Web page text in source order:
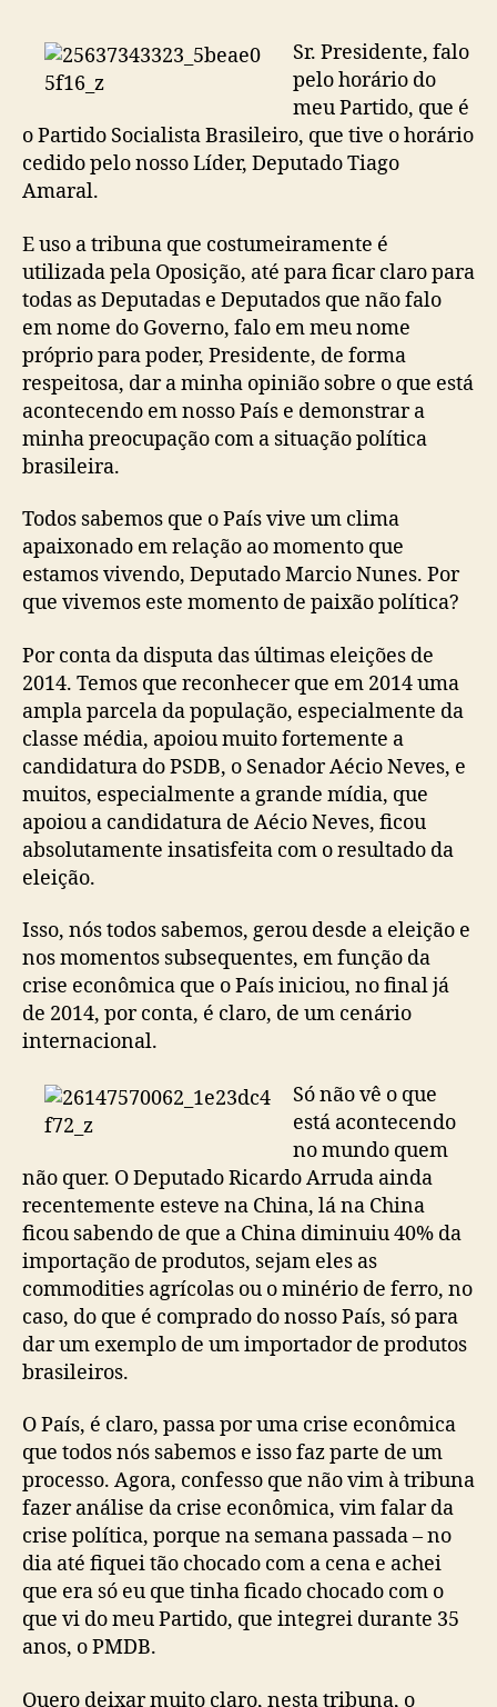
Sr. Presidente, falo
pelo horário do
meu Partido, que é
o Partido Socialista Brasileiro, que tive o horário
cedido pelo nosso Líder, Deputado Tiago
Amaral.
E uso a tribuna que costumeiramente é
utilizada pela Oposição, até para ficar claro para
todas as Deputadas e Deputados que não falo
em nome do Governo, falo em meu nome
próprio para poder, Presidente, de forma
respeitosa, dar a minha opinião sobre o que está
acontecendo em nosso País e demonstrar a
minha preocupação com a situação política
brasileira.
Todos sabemos que o País vive um clima
apaixonado em relação ao momento que
estamos vivendo, Deputado Marcio Nunes. Por
que vivemos este momento de paixão política?
Por conta da disputa das últimas eleições de
2014. Temos que reconhecer que em 2014 uma
ampla parcela da população, especialmente da
classe média, apoiou muito fortemente a
candidatura do PSDB, o Senador Aécio Neves, e
muitos, especialmente a grande mídia, que
apoiou a candidatura de Aécio Neves, ficou
absolutamente insatisfeita com o resultado da
eleição.
Isso, nós todos sabemos, gerou desde a eleição e
nos momentos subsequentes, em função da
crise econômica que o País iniciou, no final já
de 2014, por conta, é claro, de um cenário
internacional.
Só não vê o que
está acontecendo
no mundo quem
não quer. O Deputado Ricardo Arruda ainda
recentemente esteve na China, lá na China
ficou sabendo de que a China diminuiu 40% da
importação de produtos, sejam eles as
commodities agrícolas ou o minério de ferro, no
caso, do que é comprado do nosso País, só para
dar um exemplo de um importador de produtos
brasileiros.
O País, é claro, passa por uma crise econômica
que todos nós sabemos e isso faz parte de um
processo. Agora, confesso que não vim à tribuna
fazer análise da crise econômica, vim falar da
crise política, porque na semana passada – no
dia até fiquei tão chocado com a cena e achei
que era só eu que tinha ficado chocado com o
que vi do meu Partido, que integrei durante 35
anos, o PMDB.
Quero deixar muito claro, nesta tribuna, o